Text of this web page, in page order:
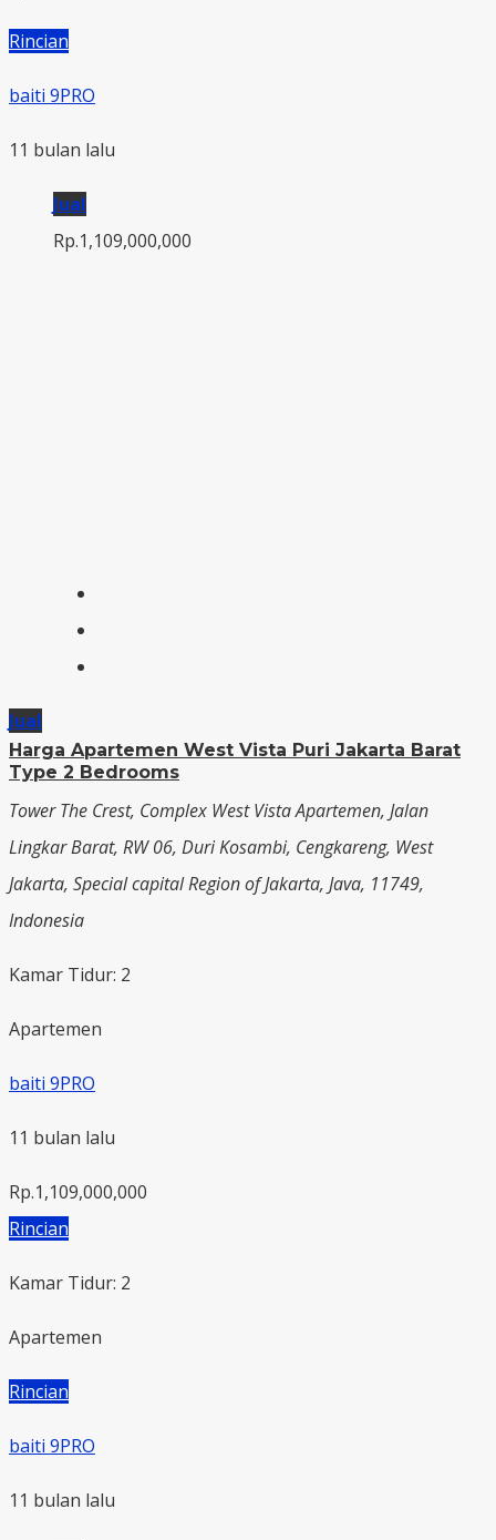
Rincian
baiti 9PRO
11 bulan lalu
Jual
Rp.1,109,000,000
Jual
Harga Apartemen West Vista Puri Jakarta Barat
Type 2 Bedrooms
Tower The Crest, Complex West Vista Apartemen, Jalan
Lingkar Barat, RW 06, Duri Kosambi, Cengkareng, West
Jakarta, Special capital Region of Jakarta, Java, 11749,
Indonesia
Kamar Tidur: 2
Apartemen
baiti 9PRO
11 bulan lalu
Rp.1,109,000,000
Rincian
Kamar Tidur: 2
Apartemen
Rincian
baiti 9PRO
11 bulan lalu